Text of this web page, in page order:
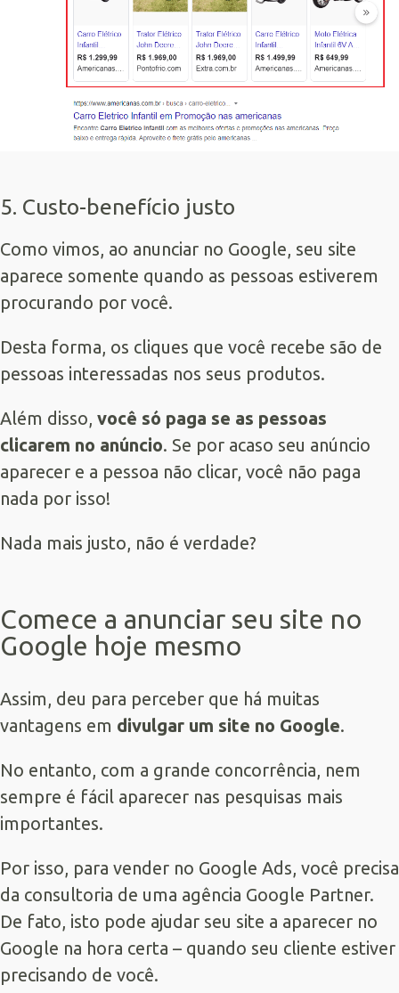
5. Custo-benefício justo
Como vimos, ao anunciar no Google, seu site
aparece somente quando as pessoas estiverem
procurando por você.
Desta forma, os cliques que você recebe são de
pessoas interessadas nos seus produtos.
Além disso, você só paga se as pessoas
clicarem no anúncio. Se por acaso seu anúncio
aparecer e a pessoa não clicar, você não paga
nada por isso!
Nada mais justo, não é verdade?
Comece a anunciar seu site no
Google hoje mesmo
Assim, deu para perceber que há muitas
vantagens em divulgar um site no Google.
No entanto, com a grande concorrência, nem
sempre é fácil aparecer nas pesquisas mais
importantes.
Por isso, para vender no Google Ads, você precisa
da consultoria de uma agência Google Partner.
De fato, isto pode ajudar seu site a aparecer no
Google na hora certa – quando seu cliente estiver
precisando de você.